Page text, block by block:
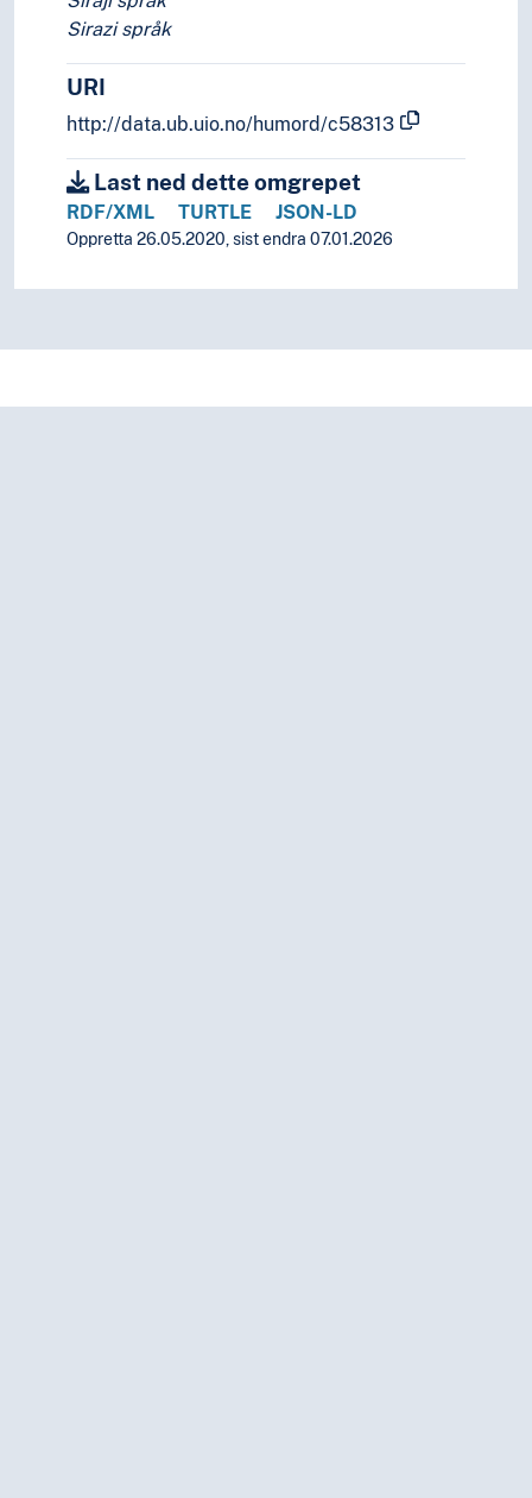
Sirazi språk
URI
http://data.ub.uio.no/humord/c58313
Last ned dette omgrepet
RDF/XML TURTLE JSON-LD
Oppretta 26.05.2020, sist endra 07.01.2026